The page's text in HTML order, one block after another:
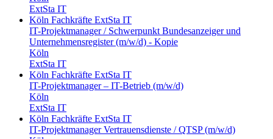
ExtSta IT
Köln Fachkräfte ExtSta IT
IT-Projektmanager / Schwerpunkt Bundesanzeiger und
Unternehmensregister (m/w/d) - Kopie
Köln
ExtSta IT
Köln Fachkräfte ExtSta IT
IT-Projektmanager – IT-Betrieb (m/w/d)
Köln
ExtSta IT
Köln Fachkräfte ExtSta IT
IT-Projektmanager Vertrauensdienste / QTSP (m/w/d)